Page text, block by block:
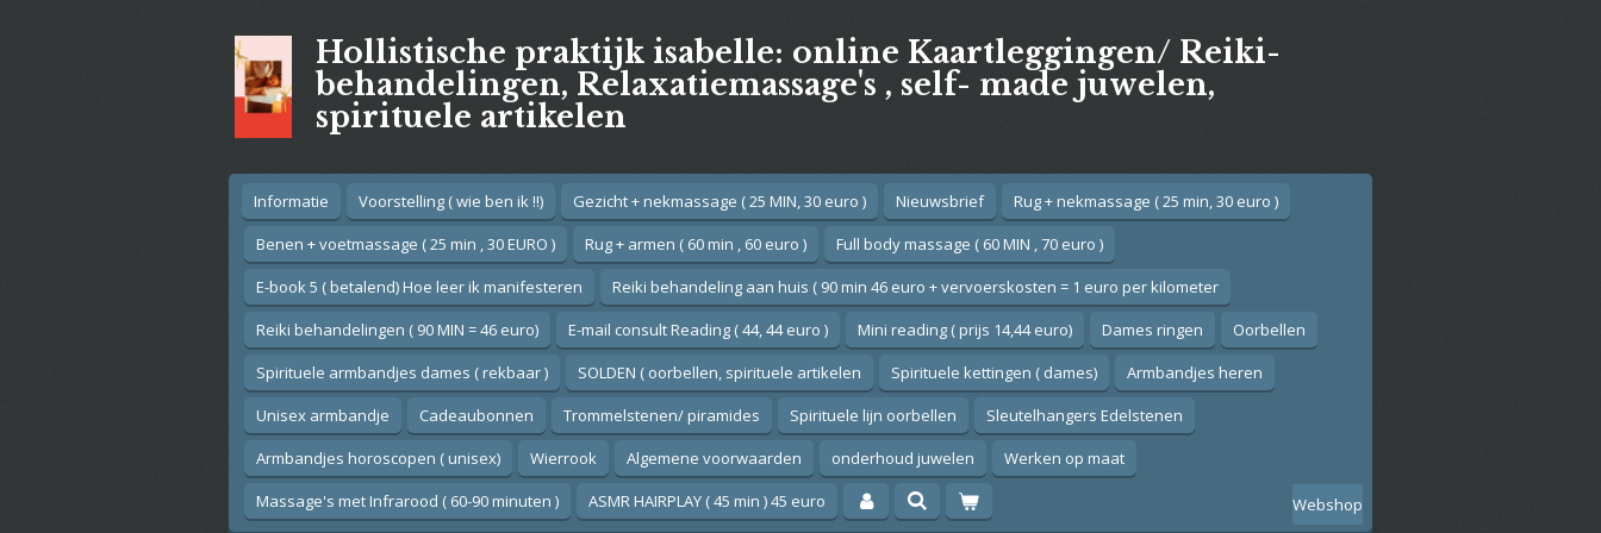
Hollistische praktijk isabelle: online Kaartleggingen/ Reiki-
behandelingen, Relaxatiemassage's , self- made juwelen,
spirituele artikelen
Informatie Voorstelling ( wie ben ik !!) Gezicht + nekmassage ( 25 MIN, 30 euro ) Nieuwsbrief
Rug + nekmassage ( 25 min, 30 euro )
Benen + voetmassage ( 25 min , 30 EURO )
Rug + armen ( 60 min , 60 euro )
Full body massage ( 60 MIN , 70 euro )
E-book 5 ( betalend) Hoe leer ik manifesteren
Reiki behandeling aan huis ( 90 min 46 euro + vervoerskosten = 1 euro per kilometer
Reiki behandelingen ( 90 MIN = 46 euro)
E-mail consult Reading ( 44, 44 euro ) Mini reading ( prijs 14,44 euro) Dames ringen
Oorbellen
Spirituele armbandjes dames ( rekbaar )
SOLDEN ( oorbellen, spirituele artikelen Spirituele kettingen ( dames)
Armbandjes heren
Unisex armbandje
Cadeaubonnen Trommelstenen/ piramides Spirituele lijn oorbellen
Sleutelhangers Edelstenen
Armbandjes horoscopen ( unisex)
Wierrook Algemene voorwaarden onderhoud juwelen
Werken op maat
Massage's met Infrarood ( 60-90 minuten )
ASMR HAIRPLAY ( 45 min ) 45 euro Webshop